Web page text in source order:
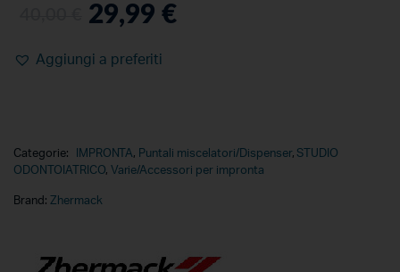
29,99 €
Aggiungi a preferiti
Categorie: IMPRONTA, Puntali miscelatori/Dispenser, STUDIO
ODONTOIATRICO, Varie/Accessori per impronta
Brand: Zhermack